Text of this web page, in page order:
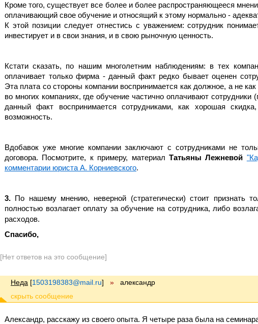
Кроме того, существует все более и более распространяющееся
оплачивающий свое обучение и относящий к этому нормально -
К этой позиции следует отнестись с уважением: сотрудник
инвестирует и в свои знания, и в свою рыночную ценность.
Кстати сказать, по нашим многолетним наблюдениям: в тех
оплачивает только фирма - данный факт редко бывает оценен
Эта плата со стороны компании воспринимается как должное, а не
во многих компаниях, где обучение частично оплачивают
данный факт воспринимается сотрудниками, как хорошая
возможность.
Вдобавок уже многие компании заключают с сотрудниками не
договора. Посмотрите, к примеру, материал Татьяны Лежневой
комментарии юриста А. Корниевского.
3. По нашему мнению, неверной (стратегически) стоит признать
полностью возлагает оплату за обучение на сотрудника, либо
расходов.
Спасибо,
[Нет ответов на это сообщение]
Неда [1503198383@mail.ru] » александр
Александр, расскажу из своего опыта. Я четыре раза была на